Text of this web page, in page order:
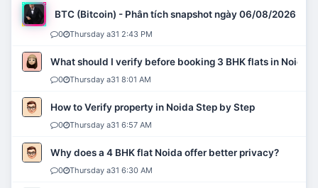
BTC (Bitcoin) - Phân tích snapshot ngày 06/08/2026
0 Thursday a31 2:43 PM
What should I verify before booking 3 BHK flats in Noida?
0 Thursday a31 8:01 AM
How to Verify property in Noida Step by Step
0 Thursday a31 6:57 AM
Why does a 4 BHK flat Noida offer better privacy?
0 Thursday a31 6:30 AM